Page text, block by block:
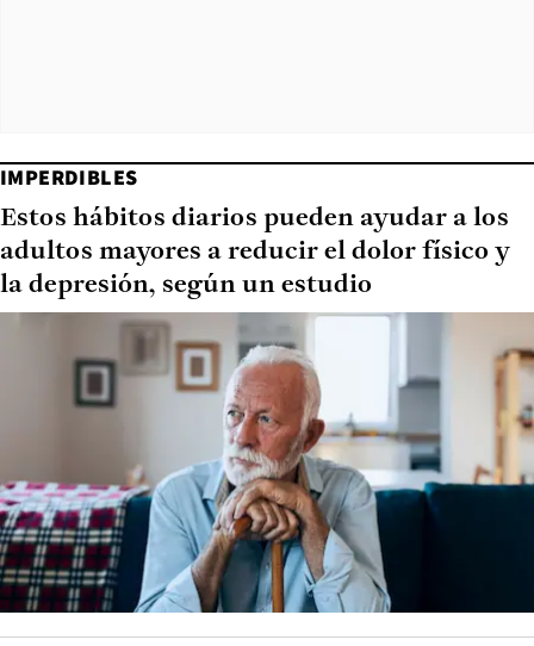
IMPERDIBLES
Estos hábitos diarios pueden ayudar a los
adultos mayores a reducir el dolor físico y
la depresión, según un estudio